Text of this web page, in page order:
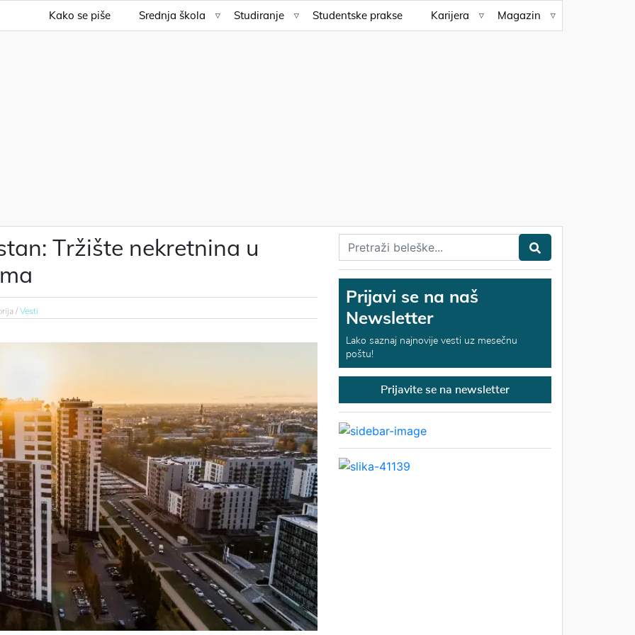
Kako se piše Srednja škola Studiranje Studentske prakse Karijera Magazin
Tržište nekretnina u
/Vesti
Prijavi se na naš
Newsletter
Lako saznaj najnovije vesti uz mesečnu
poštu!
Prijavite se na newsletter